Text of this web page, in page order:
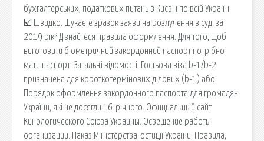
бухгалтерських, податкових питань в Києві і по всій Україні.
☑️ Швидко. Шукаєте зразок заяви на розлучення в суді за
2019 рік? Дізнайтеся правила оформлення. Для того, щоб
виготовити біометричний закордонний паспорт потрібно
мати паспорт. Загальні відомості. Гостьова віза b-1/b-2
призначена для короткотермінових ділових (b-1) або.
Порядок оформлення закордонного паспорта для громадян
України, які не досягли 16-річного. Официальный сайт
Кинологического Союза Украины. Освещение работы
организации. Наказ Міністерства юстиції України; Правила,